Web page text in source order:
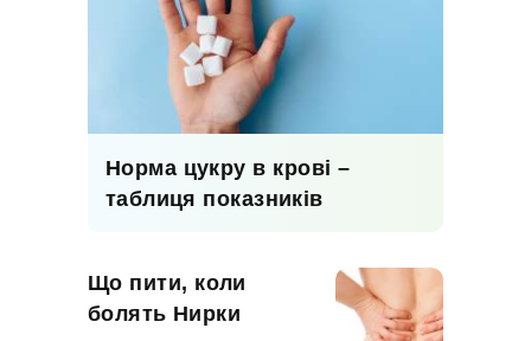
Норма цукру в крові –
таблиця показників
Що пити, коли
болять Нирки